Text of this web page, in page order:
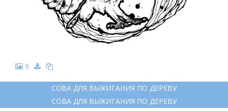
9
СОВА ДЛЯ ВЫЖИГАНИЯ ПО ДЕРЕВУ
СОВА ДЛЯ ВЫЖИГАНИЯ ПО ДЕРЕВУ